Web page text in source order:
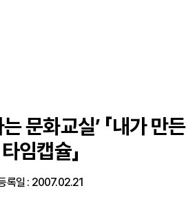
문화교실’ 「내가 만든
타임캡슐」
록일 : 2007.02.21